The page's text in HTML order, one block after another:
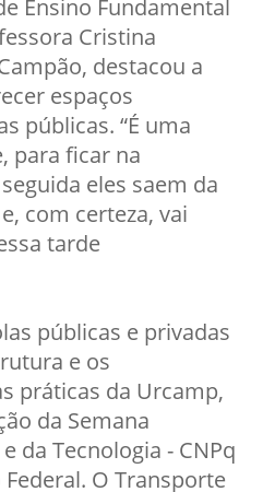
Cristina
destacou a
espaços
públicas. “É uma
para ficar na
eles saem da
com certeza, vai
tarde
públicas e privadas
e os
práticas da Urcamp,
da Semana
da Tecnologia - CNPq
O Transporte